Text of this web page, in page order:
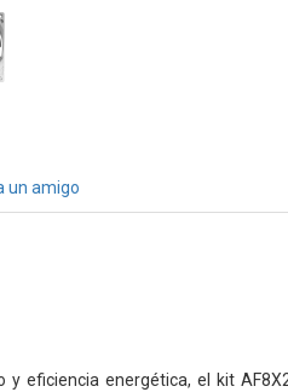
un amigo
eficiencia energética, el kit